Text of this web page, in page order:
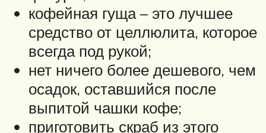
кофейная гуща – это лучшее
средство от целлюлита, которое
всегда под рукой;
нет ничего более дешевого, чем
осадок, оставшийся после
выпитой чашки кофе;
приготовить скраб из этого